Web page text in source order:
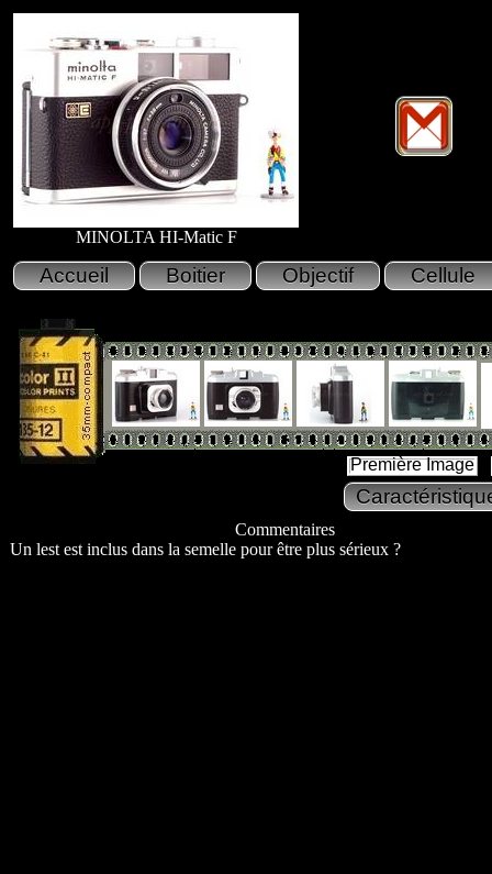
MINOLTA HI-Matic F
Première Image
Commentaires
Un lest est inclus dans la semelle pour être plus sérieux ?